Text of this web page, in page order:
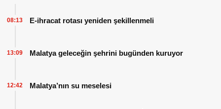
E-ihracat rotası yeniden şekillenmeli
08:13
Malatya geleceğin şehrini bugünden kuruyor
13:09
Malatya’nın su meselesi
12:42